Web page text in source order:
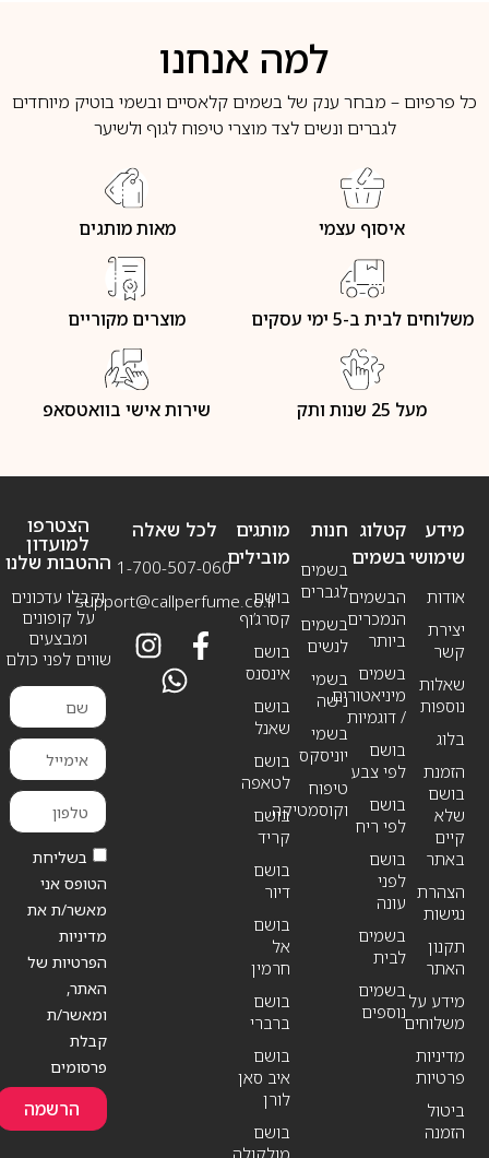
למה אנחנו
כל פרפיום – מבחר ענק של בשמים קלאסיים ובשמי בוטיק מיוחדים
לגברים ונשים לצד מוצרי טיפוח לגוף ולשיער
איסוף עצמי מאות מותגים
משלוחים לבית ב-5 ימי עסקים מוצרים מקוריים
מעל 25 שנות ותק שירות אישי בוואטסאפ
מידע
שימושי
אודות
יצירת
קשר
שאלות
נוספות
בלוג
הזמנת
בושם
שלא
קיים
באתר
הצהרת
נגישות
תקנון
האתר
מידע על
משלוחים
מדיניות
פרטיות
ביטול
הזמנה
חנות
בשמים
לגברים
בשמים
לנשים
בשמי
נישה
בשמי
יוניסקס
טיפוח
וקוסמטיקה
קטלוג
בשמים
הבשמים
הנמכרים
ביותר
בשמים
מיניאטורים
/ דוגמיות
בושם
לפי צבע
בושם
לפי ריח
בושם
לפני
עונה
בשמים
לבית
בשמים
נוספים
מותגים
מובילים
בושם
קסרג’וף
בושם
אינסנס
בושם
שאנל
בושם
לטאפה
בושם
קריד
בושם
דיור
בושם
אל
חרמין
בושם
ברברי
בושם
איב סאן
לורן
בושם
לכל שאלה
1-700-507-060
support@callperfume.co.il
הצטרפו
למועדון
ההטבות שלנו
וקבלו עדכונים
על קופונים
ומבצעים
שווים לפני כולם
בשליחת
הטופס אני
מאשר/ת את
מדיניות
הפרטיות של
האתר,
ומאשר/ת
קבלת
פרסומים
הרשמה